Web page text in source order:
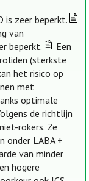
is zeer beperkt.
van
beperkt.
Een
(sterkste
het risico op
met
optimale
de richtlijn
rokers. Ze
onder LABA +
van minder
hogere